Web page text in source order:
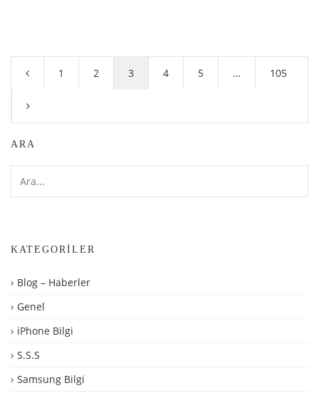
sayfalaması
1 2 3 4 5 … 105
ARA
KATEGORILER
Blog – Haberler
Genel
iPhone Bilgi
S.S.S
Samsung Bilgi